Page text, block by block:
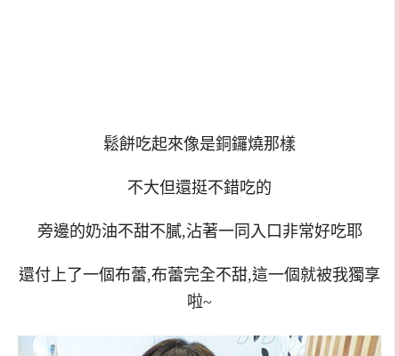
鬆餅吃起來像是銅鑼燒那樣
不大但還挺不錯吃的
旁邊的奶油不甜不膩,沾著一同入口非常好吃耶
還付上了一個布蕾,布蕾完全不甜,這一個就被我獨享
啦~